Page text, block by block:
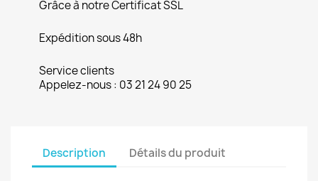
Grâce à notre Certificat SSL
Expédition sous 48h
Service clients
Appelez-nous : 03 21 24 90 25
Description Détails du produit